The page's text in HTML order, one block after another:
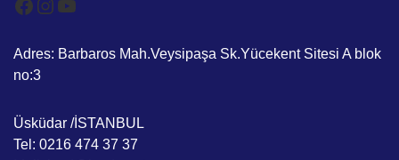
Adres: Barbaros Mah.Veysipaşa Sk.Yücekent Sitesi A blok
no:3
Üsküdar /İSTANBUL
Tel: 0216 474 37 37